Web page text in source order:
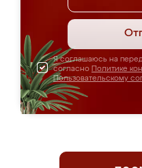
Я соглашаюсь на
согласно Политике
Пользовательскому